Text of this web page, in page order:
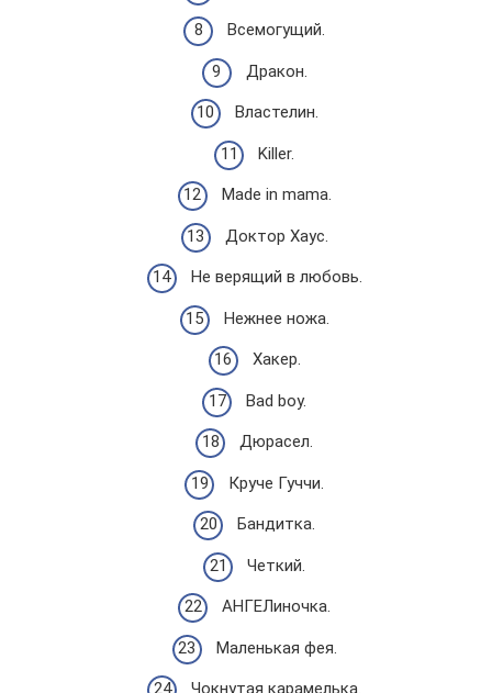
Всемогущий.
Дракон.
Властелин.
Killer.
Made in mama.
Доктор Хаус.
Не верящий в любовь.
Нежнее ножа.
Хакер.
Bad boy.
Дюрасел.
Круче Гуччи.
Бандитка.
Четкий.
АНГЕЛиночка.
Маленькая фея.
Чокнутая карамелька.